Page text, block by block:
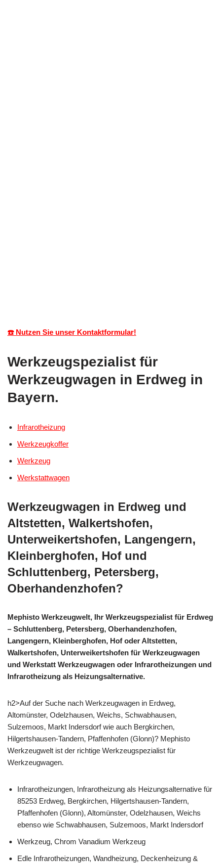
☎️ Nutzen Sie unser Kontaktformular!
Werkzeugspezialist für
Werkzeugwagen in Erdweg in
Bayern.
Infrarotheizung
Werkzeugkoffer
Werkzeug
Werkstattwagen
Werkzeugwagen in Erdweg und
Altstetten, Walkertshofen,
Unterweikertshofen, Langengern,
Kleinberghofen, Hof und
Schluttenberg, Petersberg,
Oberhandenzhofen?
Mephisto Werkzeugwelt, Ihr Werkzeugspezialist für Erdweg
– Schluttenberg, Petersberg, Oberhandenzhofen,
Langengern, Kleinberghofen, Hof oder Altstetten,
Walkertshofen, Unterweikertshofen für Werkzeugwagen
und Werkstatt Werkzeugwagen oder Infrarotheizungen und
Infrarotheizung als Heizungsalternative.
h2>Auf der Suche nach Werkzeugwagen in Erdweg,
Altomünster, Odelzhausen, Weichs, Schwabhausen,
Sulzemoos, Markt Indersdorf wie auch Bergkirchen,
Hilgertshausen-Tandern, Pfaffenhofen (Glonn)? Mephisto
Werkzeugwelt ist der richtige Werkzeugspezialist für
Werkzeugwagen.
Infrarotheizungen, Infrarotheizung als Heizungsalternative für
85253 Erdweg, Bergkirchen, Hilgertshausen-Tandern,
Pfaffenhofen (Glonn), Altomünster, Odelzhausen, Weichs
ebenso wie Schwabhausen, Sulzemoos, Markt Indersdorf
Werkzeug, Chrom Vanadium Werkzeug
Edle Infrarotheizungen, Wandheizung, Deckenheizung &